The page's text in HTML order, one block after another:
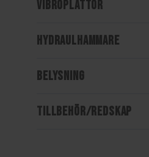
VIBROPLATTOR
HYDRAULHAMMARE
BELYSNING
TILLBEHÖR/REDSKAP